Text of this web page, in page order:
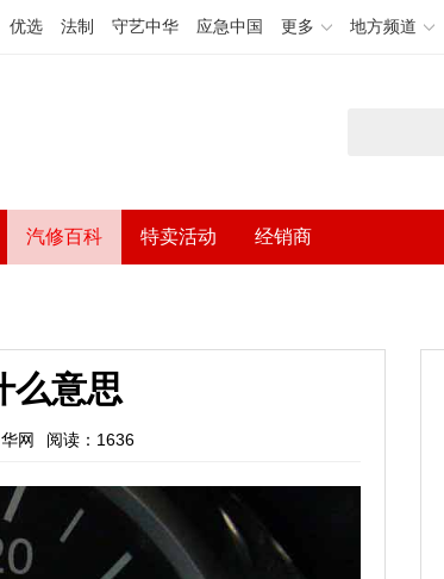
优选 法制 守艺中华 应急中国 更多 地方频道
汽修百科 特卖活动 经销商
么意思
网 阅读：1636